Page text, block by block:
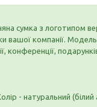
сумка з логотипом
вашої компанії.
конференції,
- натуральний